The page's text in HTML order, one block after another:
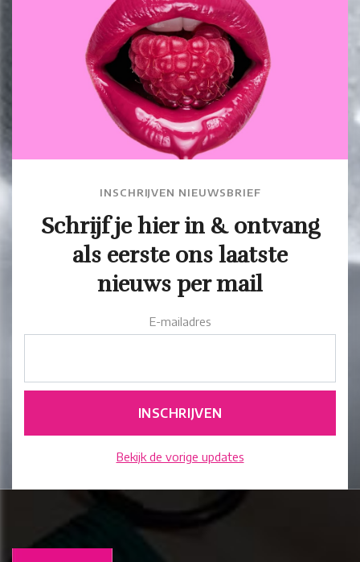
INSCHRIJVEN NIEUWSBRIEF
Schrijf je hier in & ontvang
als eerste ons laatste
nieuws per mail
E-mailadres
Bekijk de vorige updates